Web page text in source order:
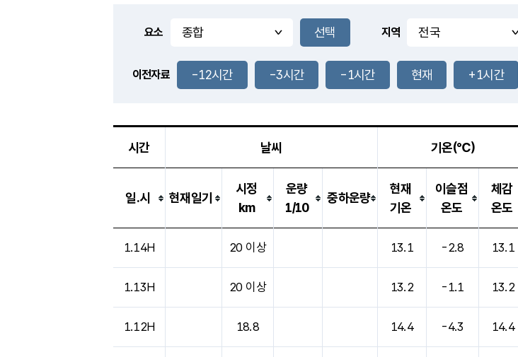
풍도
1.5m/s
34.5
℃
-
-mm
요소 지역
이전자료 -12시간 -3시간 -1시간 현재 +1시간
시간 날씨 기온(℃)
일.시 현재일기
시정
km
운량
1/10
중하운량
현재
기온
이슬점
온도
체감
온도
1.14H 20 이상 13.1 -2.8 13.1
1.13H 20 이상 13.2 -1.1 13.2
1.12H 18.8 14.4 -4.3 14.4